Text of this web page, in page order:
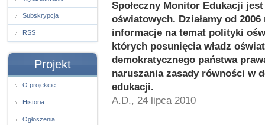
Subskrypcja
RSS
Projekt
O projekcie
Historia
Ogłoszenia
Społeczny Monitor Edukacji
oświatowych. Działamy od
informacje na temat polityki
których posunięcia władz
demokratycznego państwa
naruszania zasady równości w
edukacji.
A.D., 24 lipca 2010